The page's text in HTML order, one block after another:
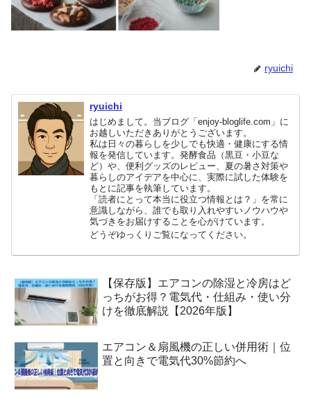
ryuichi
ryuichi
はじめまして。当ブログ「enjoy-bloglife.com」に
お越しいただきありがとうございます。
私は日々の暮らしを少しでも快適・健康にする情
報を発信しています。発酵食品（黒豆・小豆な
ど）や、便利グッズのレビュー、夏の暑さ対策や
暮らしのアイデアを中心に、実際に試した体験を
もとに記事を執筆しています。
「読者にとって本当に役立つ情報とは？」を常に
意識しながら、誰でも取り入れやすいノウハウや
気づきをお届けすることを心がけています。
どうぞゆっくりご覧になってください。
【保存版】エアコンの除湿と冷房はど
っちがお得？電気代・仕組み・使い分
けを徹底解説【2026年版】
エアコン＆扇風機の正しい併用術｜位
置と向きで電気代30%節約へ